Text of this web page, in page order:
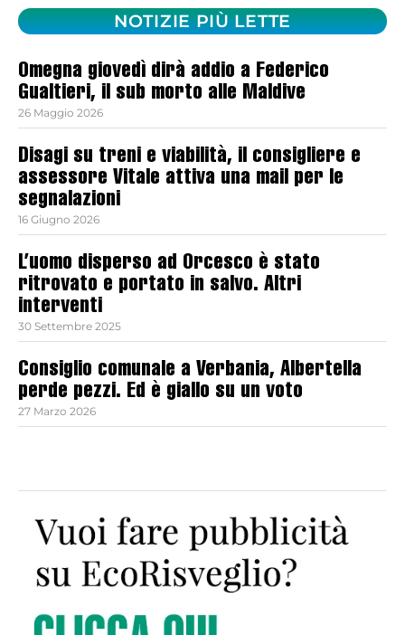
NOTIZIE PIÙ LETTE
Omegna giovedì dirà addio a Federico
Gualtieri, il sub morto alle Maldive
26 Maggio 2026
Disagi su treni e viabilità, il consigliere e
assessore Vitale attiva una mail per le
segnalazioni
16 Giugno 2026
L’uomo disperso ad Orcesco è stato
ritrovato e portato in salvo. Altri
interventi
30 Settembre 2025
Consiglio comunale a Verbania, Albertella
perde pezzi. Ed è giallo su un voto
27 Marzo 2026